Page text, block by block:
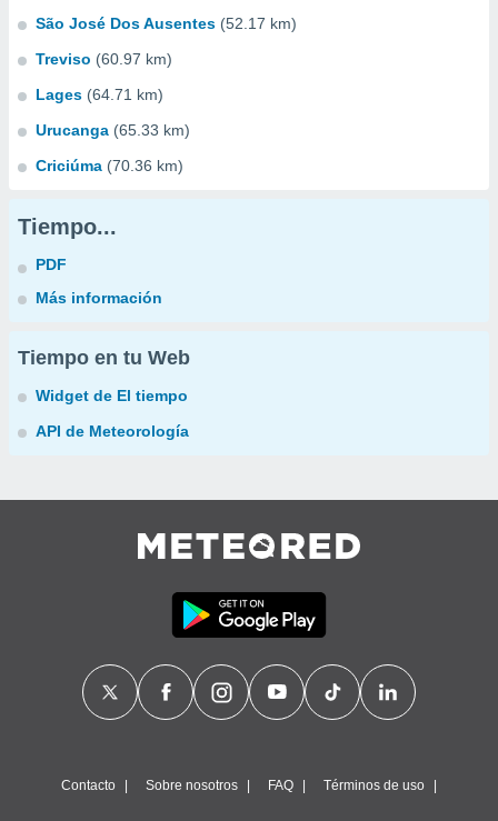
São José Dos Ausentes (52.17 km)
Treviso (60.97 km)
Lages (64.71 km)
Urucanga (65.33 km)
Criciúma (70.36 km)
Tiempo...
PDF
Más información
Tiempo en tu Web
Widget de El tiempo
API de Meteorología
Contacto Sobre nosotros FAQ Términos de uso